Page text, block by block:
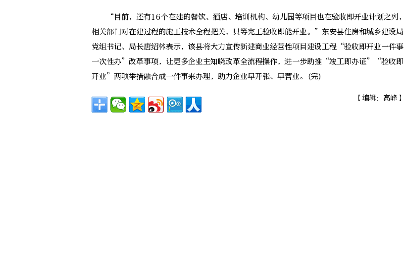
“目前，还有16个在建的餐饮、酒店、培训机构、幼儿园等项目也在验收即开业计划之列，
相关部门对在建过程的施工技术全程把关，只等完工验收即能开业。”东安县住房和城乡建设局
党组书记、局长唐绍林表示，该县将大力宣传新建商业经营性项目建设工程“验收即开业一件事
一次性办”改革事项，让更多企业主知晓改革全流程操作，进一步助推“竣工即办证”“验收即
开业”两项举措融合成一件事来办理，助力企业早开张、早营业。(完)
【编辑：高峰】